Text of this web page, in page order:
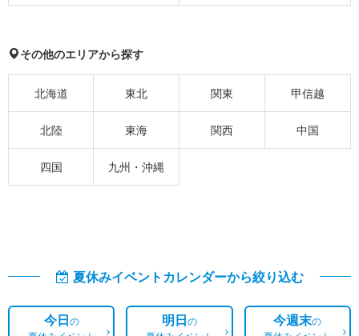
その他のエリアから探す
北海道 東北 関東 甲信越
北陸 東海 関西 中国
四国 九州・沖縄
夏休みイベントカレンダーから絞り込む
今日の
明日の
今週末の